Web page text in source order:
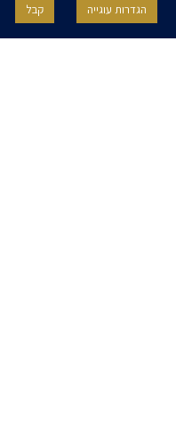
לשלוח לי ניוזלטרים,
לחזור בי מהסכמתי לעיל בכל
הגדרות עוגייה קבל